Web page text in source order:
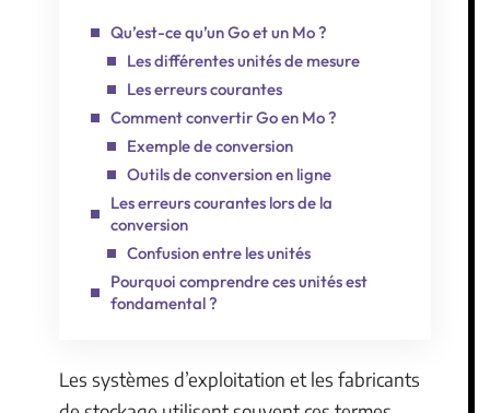
Qu’est-ce qu’un Go et un Mo ?
Les différentes unités de mesure
Les erreurs courantes
Comment convertir Go en Mo ?
Exemple de conversion
Outils de conversion en ligne
Les erreurs courantes lors de la
conversion
Confusion entre les unités
Pourquoi comprendre ces unités est
fondamental ?
Les systèmes d’exploitation et les fabricants